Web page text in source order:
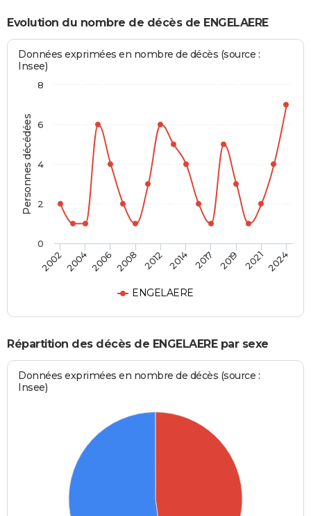
Evolution du nombre de décès de ENGELAERE
Personnes décédées
Données exprimées en nombre de décès (source :
Insee)
ENGELAERE
2002200420062008 2012 2014 2017 2019 20212024
0
2
4
6
8
Répartition des décès de ENGELAERE par sexe
Données exprimées en nombre de décès (source :
Insee)